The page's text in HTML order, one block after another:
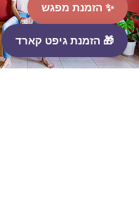
✨ הזמנת מפגש
🎁 הזמנת גיפט קארד